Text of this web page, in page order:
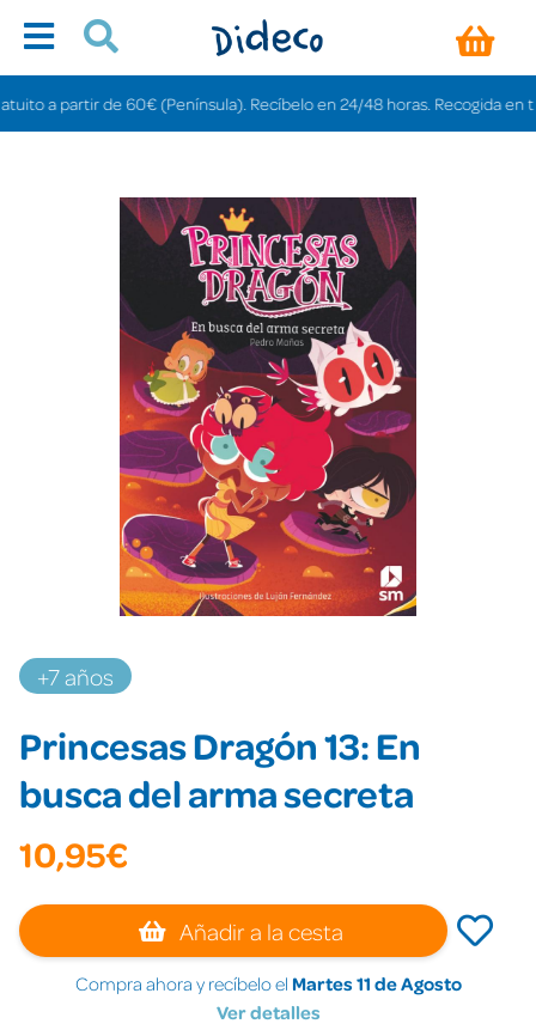
a partir de 60€ (Península). Recíbelo en 24/48 horas. Recogida en
+7 años
Princesas Dragón 13: En
busca del arma secreta
10,95€
Añadir a la cesta
Compra ahora y recíbelo el Martes 11 de Agosto
Ver detalles